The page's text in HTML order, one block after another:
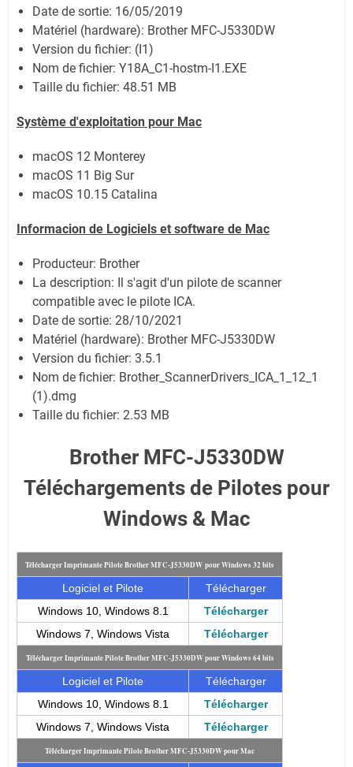
Date de sortie: 16/05/2019
Matériel (hardware): Brother MFC-J5330DW
Version du fichier: (I1)
Nom de fichier: Y18A_C1-hostm-I1.EXE
Taille du fichier: 48.51 MB
Système d'exploitation pour Mac
macOS 12 Monterey
macOS 11 Big Sur
macOS 10.15 Catalina
Informacion de Logiciels et software de Mac
Producteur: Brother
La description: Il s'agit d'un pilote de scanner
compatible avec le pilote ICA.
Date de sortie: 28/10/2021
Matériel (hardware): Brother MFC-J5330DW
Version du fichier: 3.5.1
Nom de fichier: Brother_ScannerDrivers_ICA_1_12_1
(1).dmg
Taille du fichier: 2.53 MB
Brother MFC-J5330DW
Téléchargements de Pilotes pour
Windows & Mac
Télécharger Imprimante Pilote Brother MFC-J5330DW pour Windows 32 bits
Logiciel et Pilote
Télécharger
Windows 10, Windows 8.1
Télécharger
Windows 7, Windows Vista
Télécharger
Télécharger Imprimante Pilote Brother MFC-J5330DW pour Windows 64 bits
Logiciel et Pilote
Télécharger
Windows 10, Windows 8.1
Télécharger
Windows 7, Windows Vista
Télécharger
Télécharger Imprimante Pilote Brother MFC-J5330DW pour Mac